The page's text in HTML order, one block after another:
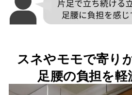
スネやモモで寄り
足腰の負担を